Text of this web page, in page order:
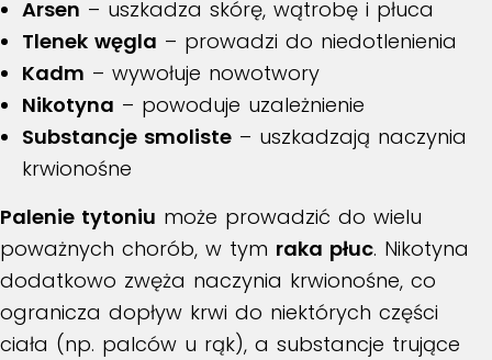
Arsen – uszkadza skórę, wątrobę i płuca
Tlenek węgla – prowadzi do niedotlenienia
Kadm – wywołuje nowotwory
Nikotyna – powoduje uzależnienie
Substancje smoliste – uszkadzają naczynia
krwionośne
Palenie tytoniu może prowadzić do wielu
poważnych chorób, w tym raka płuc. Nikotyna
dodatkowo zwęża naczynia krwionośne, co
ogranicza dopływ krwi do niektórych części
ciała (np. palców u rąk), a substancje trujące